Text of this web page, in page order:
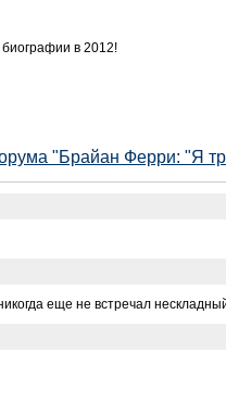
в 2012!
"Брайан Ферри: "Я
еще не встречал